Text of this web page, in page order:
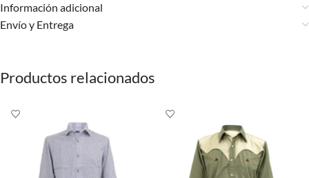
Información adicional
Envío y Entrega
Productos relacionados